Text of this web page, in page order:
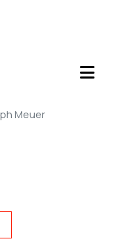
Meuer